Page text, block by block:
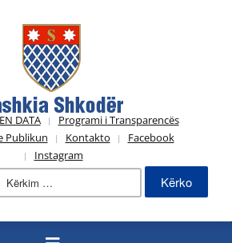
DATA
Programi i Transparencës
Publikun
Kontakto
Facebook
Instagram
Kërko